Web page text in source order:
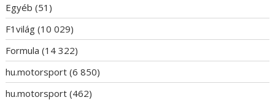
Egyéb (51)
F1világ (10 029)
Formula (14 322)
hu.motorsport (6 850)
hu.motorsport (462)